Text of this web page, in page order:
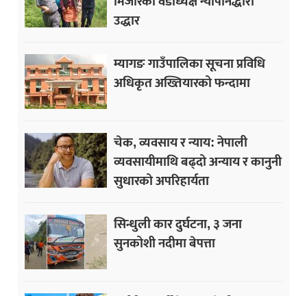
उद्धार
म्यागङ गाउँपालिका सूचना प्रविधि
अधिकृत अख्तियारको फन्दामा
चेक, व्यवसाय र न्याय: नेपाली
व्यवसायीमाथि बढ्दो अन्याय र कानुनी
सुधारको अपरिहार्यता
सिन्धुली कार दुर्घटना, ३ जना
सुनकोशी नदीमा बेपत्ता